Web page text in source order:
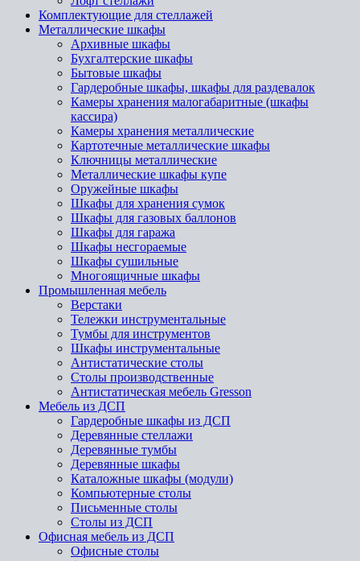
Комплектующие для стеллажей
Металлические шкафы
Архивные шкафы
Бухгалтерские шкафы
Бытовые шкафы
Гардеробные шкафы, шкафы для раздевалок
Камеры хранения малогабаритные (шкафы
кассира)
Камеры хранения металлические
Картотечные металлические шкафы
Ключницы металлические
Металлические шкафы купе
Оружейные шкафы
Шкафы для хранения сумок
Шкафы для газовых баллонов
Шкафы для гаража
Шкафы несгораемые
Шкафы сушильные
Многоящичные шкафы
Промышленная мебель
Верстаки
Тележки инструментальные
Тумбы для инструментов
Шкафы инструментальные
Антистатические столы
Столы производственные
Антистатическая мебель Gresson
Мебель из ДСП
Гардеробные шкафы из ДСП
Деревянные стеллажи
Деревянные тумбы
Деревянные шкафы
Каталожные шкафы (модули)
Компьютерные столы
Письменные столы
Столы из ДСП
Офисная мебель из ДСП
Офисные столы